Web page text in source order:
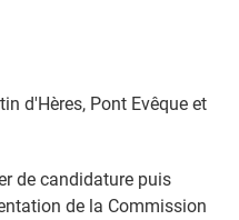
d'Hères, Pont Evêque et
de candidature puis
de la Commission